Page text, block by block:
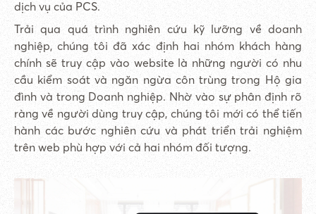
dịch vụ của PCS.
Trải qua quá trình nghiên cứu kỹ lưỡng về doanh
nghiệp, chúng tôi đã xác định hai nhóm khách hàng
chính sẽ truy cập vào website là những người có nhu
cầu kiểm soát và ngăn ngừa côn trùng trong Hộ gia
đình và trong Doanh nghiệp. Nhờ vào sự phân định rõ
ràng về người dùng truy cập, chúng tôi mới có thể tiến
hành các bước nghiên cứu và phát triển trải nghiệm
trên web phù hợp với cả hai nhóm đối tượng.